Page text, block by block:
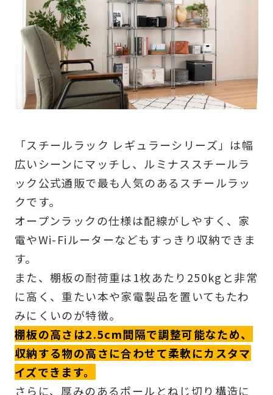
「スチールラック レギュラーシリーズ」は幅
広いシーンにマッチし、ルミナススチールラ
ック公式通販で最も人気のあるスチールラッ
クです。
オープンラックの仕様は配線がしやすく、家
電やWi-Fiルーターなどもすっきり収納できま
す。
また、棚板の耐荷重は1枚あたり250kgと非常
に高く、重たい本や家電製品を置いてもたわ
みにくいのが特徴。
棚板の高さは2.5cm間隔で調整可能なため、
収納する物の高さに合わせて柔軟にカスタマ
イズできます。
さらに、厚みのあるポールとねじ切り構造に